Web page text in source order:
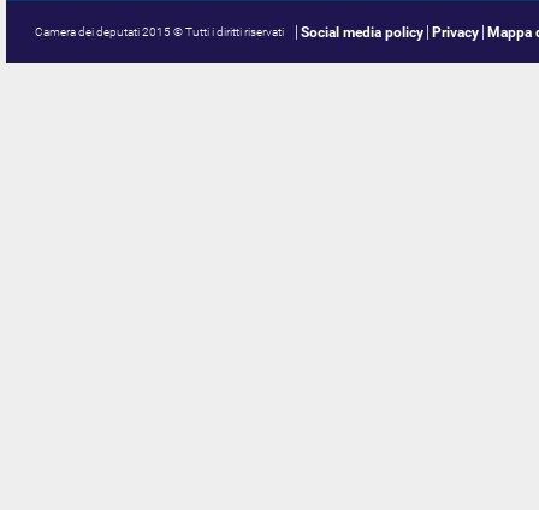
Camera dei deputati 2015 © Tutti i diritti riservati Social media policy Privacy Mappa